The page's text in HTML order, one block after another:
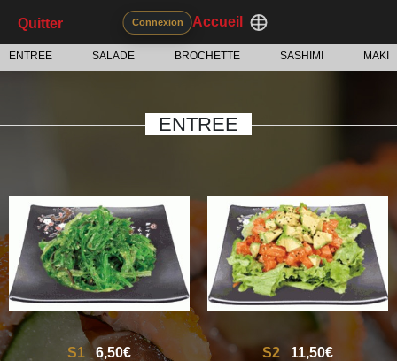
Connexion Accueil
Quitter
ENTREE SALADE BROCHETTE SASHIMI MAKI
ENTREE
S1 6,50€ S2 11,50€